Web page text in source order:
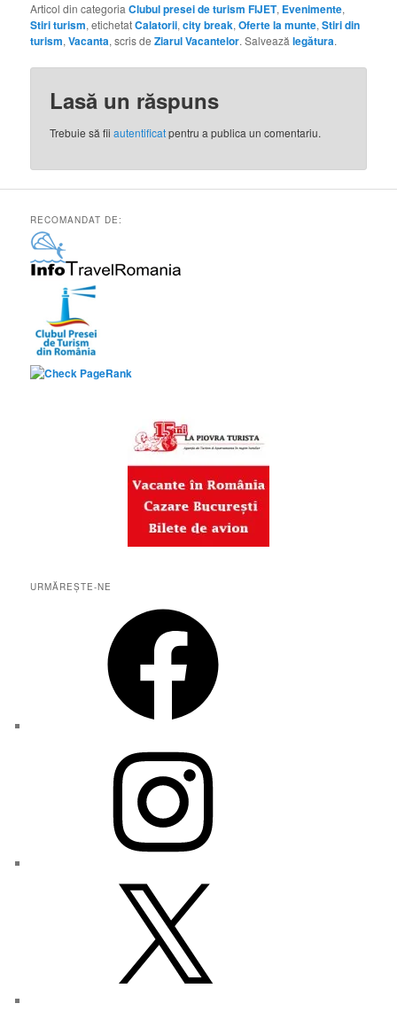
Articol din categoriaClubul presei de turism FIJET, Evenimente,
Stiri turism, etichetatCalatorii,city break,Oferte la munte,Stiri din
turism,Vacanta, scris deZiarul Vacantelor. Salveazălegătura.
Lasă un răspuns
Trebuie să fiiautentificatpentru a publica un comentariu.
RECOMANDAT DE:
URMĂREȘTE-NE